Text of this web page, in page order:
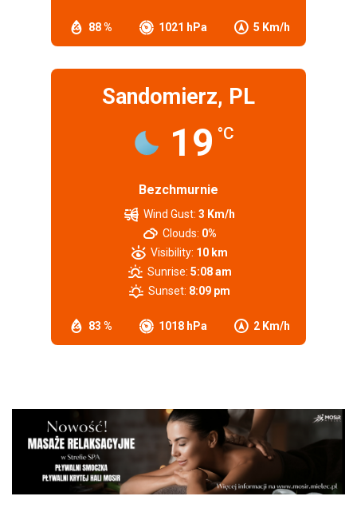
88 % 1021 hPa 5 Km/h
Sandomierz, PL
19 °C
Bezchmurnie
83 % 1018 hPa 2 Km/h
Wind Gust: 3 Km/h
Clouds: 0%
Visibility: 10 km
Sunrise: 5:08 am
Sunset: 8:09 pm